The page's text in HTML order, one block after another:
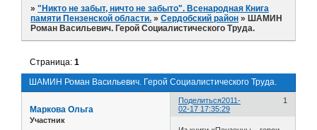
»"Никто не забыт, ничто не забыто". Всенародная Книга
памяти Пензенской области. »Сердобский район » ШАМИН
Роман Васильевич. Герой Социалистического Труда.
ШАМИН Роман Васильевич. Герой Социалистического Труда.
Страница:1
Поделиться 1
2011-
02-17 17:35:29
Маркова Ольга
Участник